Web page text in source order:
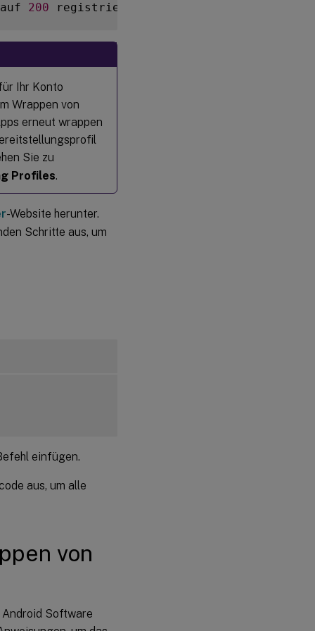
200 registrierte Geräte pro Jahr und
Ihr Konto
Wrappen von
erneut wrappen
Sie zu
Profiles.
-Website herunter.
Schritte aus, um
einfügen.
aus, um alle
von
Android Software